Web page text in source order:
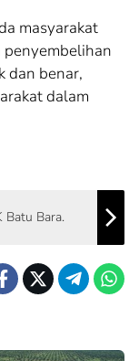
masyarakat
dan benar,
dalam
Batu Bara.